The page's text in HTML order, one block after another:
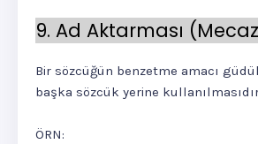
9. Ad Aktarması
Bir sözcüğün benzetme amacı
başka sözcük yerine
ÖRN: